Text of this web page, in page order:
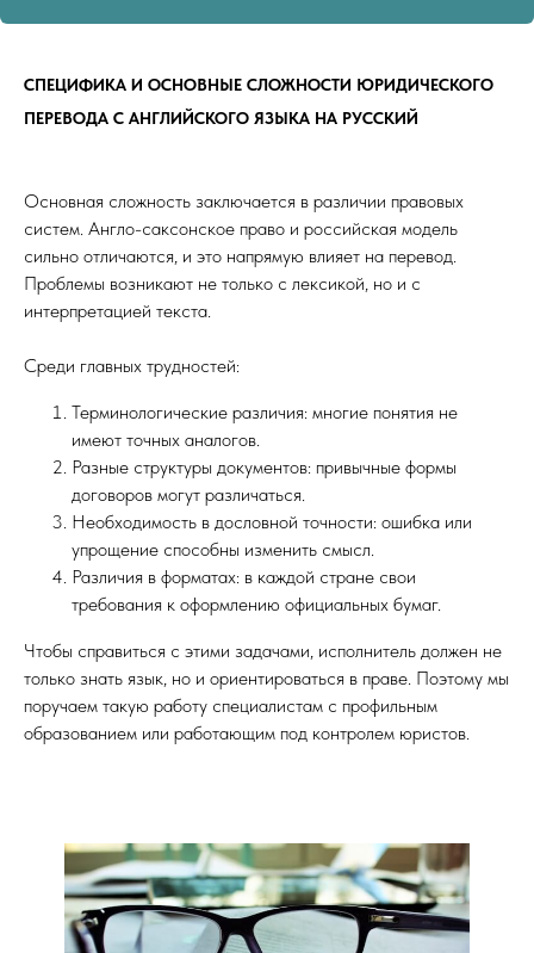
СПЕЦИФИКА И ОСНОВНЫЕ СЛОЖНОСТИ ЮРИДИЧЕСКОГО
ПЕРЕВОДА C АНГЛИЙСКОГО ЯЗЫКА НА РУССКИЙ
Основная сложность заключается в различии правовых
систем. Англо-саксонское право и российская модель
сильно отличаются, и это напрямую влияет на перевод.
Проблемы возникают не только с лексикой, но и с
интерпретацией текста.
Среди главных трудностей:
Терминологические различия: многие понятия не
имеют точных аналогов.
Разные структуры документов: привычные формы
договоров могут различаться.
Необходимость в дословной точности: ошибка или
упрощение способны изменить смысл.
Различия в форматах: в каждой стране свои
требования к оформлению официальных бумаг.
Чтобы справиться с этими задачами, исполнитель должен не
только знать язык, но и ориентироваться в праве. Поэтому мы
поручаем такую работу специалистам с профильным
образованием или работающим под контролем юристов.